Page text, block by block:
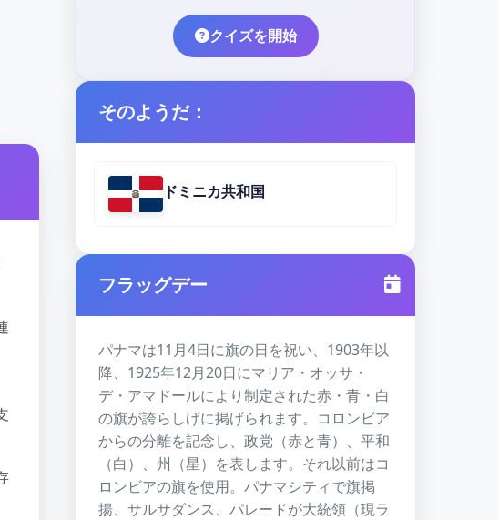
クイズを開始
そのようだ：
ドミニカ共和国
フラッグデー
パナマは11月4日に旗の日を祝い、1903年以
降、1925年12月20日にマリア・オッサ・
デ・アマドールにより制定された赤・青・白
の旗が誇らしげに掲げられます。コロンビア
からの分離を記念し、政党（赤と青）、平和
（白）、州（星）を表します。それ以前はコ
ロンビアの旗を使用。パナマシティで旗掲
揚、サルサダンス、パレードが大統領（現ラ